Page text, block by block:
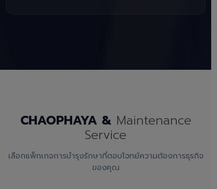
CHAOPHAYA & Maintenance
Service
เลือกแพ็กเกจการบำรุงรักษาที่ตอบโจทย์ความต้องการธุรกิจ
ของคุณ